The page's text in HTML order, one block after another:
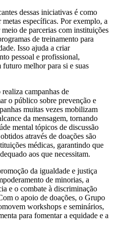
dessas iniciativas é como
específicas. Por exemplo, a
de parcerias com instituições
de treinamento para
Isso ajuda a criar
pessoal e profissional,
melhor para si e suas
campanhas de
o público sobre prevenção e
muitas vezes mobilizam
da mensagem, tornando
mental tópicos de discussão
através de doações são
médicas, garantindo que
aos que necessitam.
da igualdade e justiça
de minorias, a
e o combate à discriminação
o apoio de doações, o Grupo
workshops e seminários,
para fomentar a equidade e a